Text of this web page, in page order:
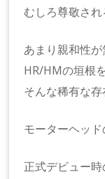
むしろ尊敬され
あまり親和性が
HR/HMの垣根
そんな稀有な存
モーターヘッド
正式デビュー